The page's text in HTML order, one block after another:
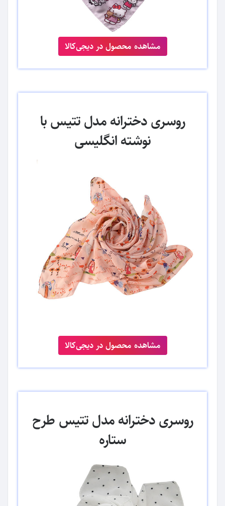
روسری دخترانه مدل تتیس با
نوشته انگلیسی
مشاهده محصول در دیجی‌کالا
مشاهده محصول در دیجی‌کالا
روسری دخترانه مدل تتیس طرح
ستاره